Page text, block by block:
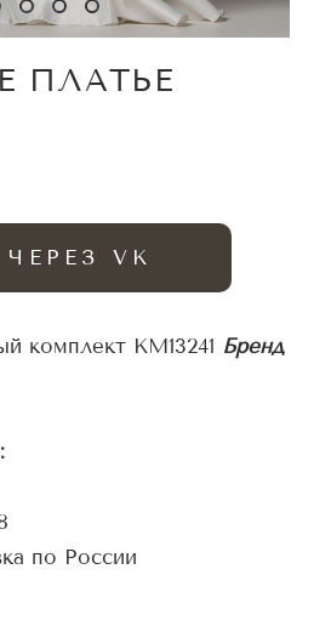
ПЛАТЬЕ
VK
комплект KM13241 Бренд
по России